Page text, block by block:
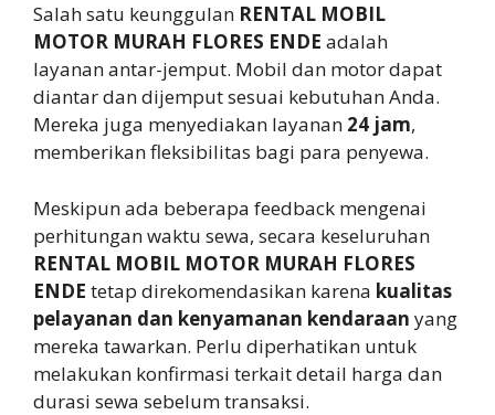
Salah satu keunggulan RENTAL MOBIL
MOTOR MURAH FLORES ENDE adalah
layanan antar-jemput. Mobil dan motor dapat
diantar dan dijemput sesuai kebutuhan Anda.
Mereka juga menyediakan layanan 24 jam,
memberikan fleksibilitas bagi para penyewa.
Meskipun ada beberapa feedback mengenai
perhitungan waktu sewa, secara keseluruhan
RENTAL MOBIL MOTOR MURAH FLORES
ENDE tetap direkomendasikan karena kualitas
pelayanan dan kenyamanan kendaraan yang
mereka tawarkan. Perlu diperhatikan untuk
melakukan konfirmasi terkait detail harga dan
durasi sewa sebelum transaksi.